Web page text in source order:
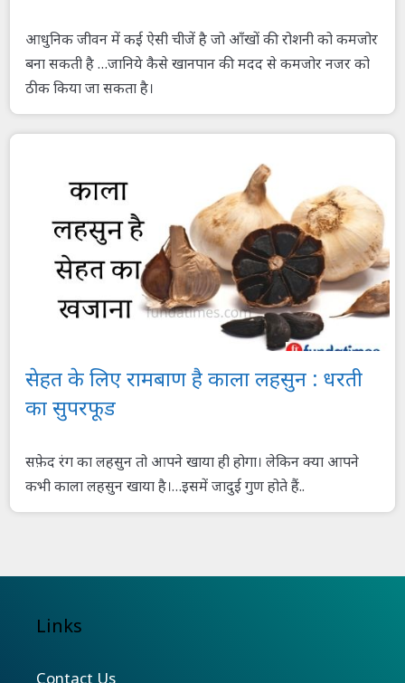
आधुनिक जीवन में कई ऐसी चीजें है जो आँखों की रोशनी को कमजोर
बना सकती है …जानिये कैसे खानपान की मदद से कमजोर नजर को
ठीक किया जा सकता है।
सेहत के लिए रामबाण है काला लहसुन : धरती
का सुपरफूड
सफ़ेद रंग का लहसुन तो आपने खाया ही होगा। लेकिन क्या आपने
कभी काला लहसुन खाया है।…इसमें जादुई गुण होते हैं..
Links
Contact Us